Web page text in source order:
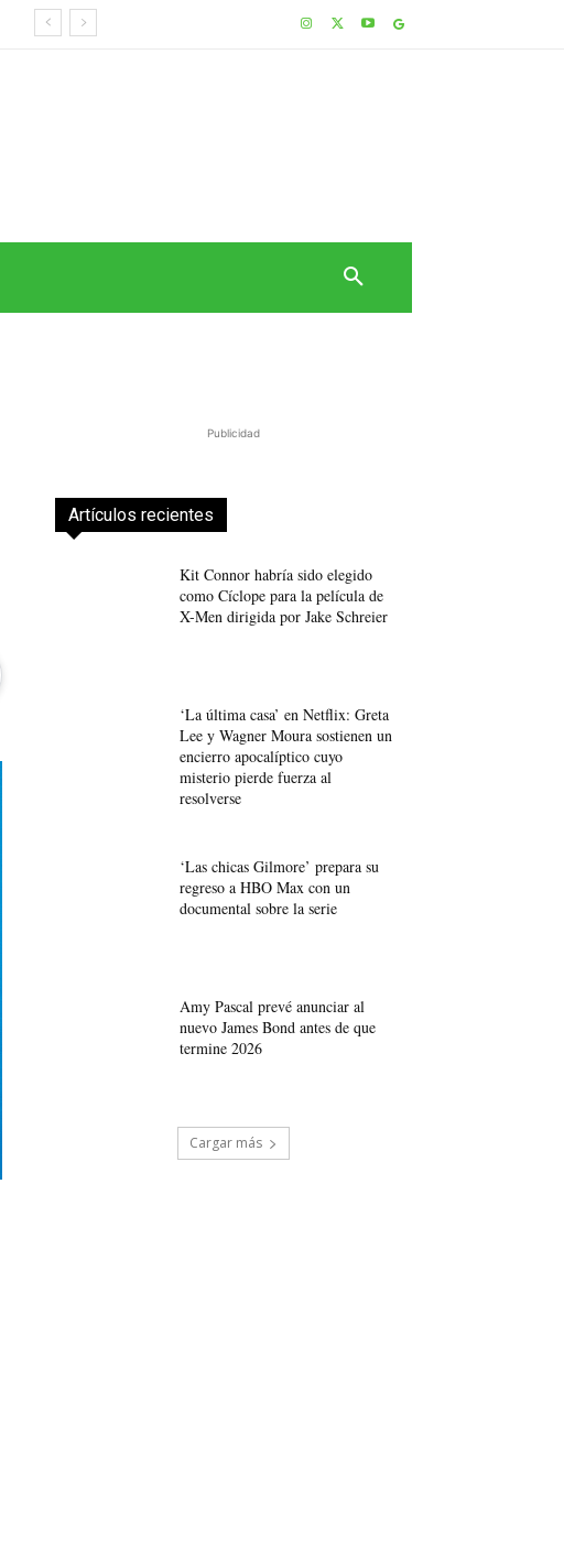
Publicidad
Artículos recientes
Kit Connor habría sido elegido
como Cíclope para la película de
X-Men dirigida por Jake Schreier
‘La última casa’ en Netflix: Greta
Lee y Wagner Moura sostienen un
encierro apocalíptico cuyo
misterio pierde fuerza al
resolverse
‘Las chicas Gilmore’ prepara su
regreso a HBO Max con un
documental sobre la serie
Amy Pascal prevé anunciar al
nuevo James Bond antes de que
termine 2026
Cargar más